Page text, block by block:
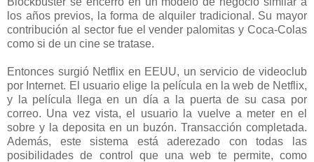
los años previos, la forma de alquiler tradicional. Su mayor
contribución al sector fue el vender palomitas y Coca-Colas
como si de un cine se tratase.
Entonces surgió Netflix en EEUU, un servicio de videoclub
por Internet. El usuario elige la película en la web de Netflix,
y la película llega en un día a la puerta de su casa por
correo. Una vez vista, el usuario la vuelve a meter en el
sobre y la deposita en un buzón. Transacción completada.
Además, este sistema está aderezado con todas las
posibilidades de control que una web te permite, como